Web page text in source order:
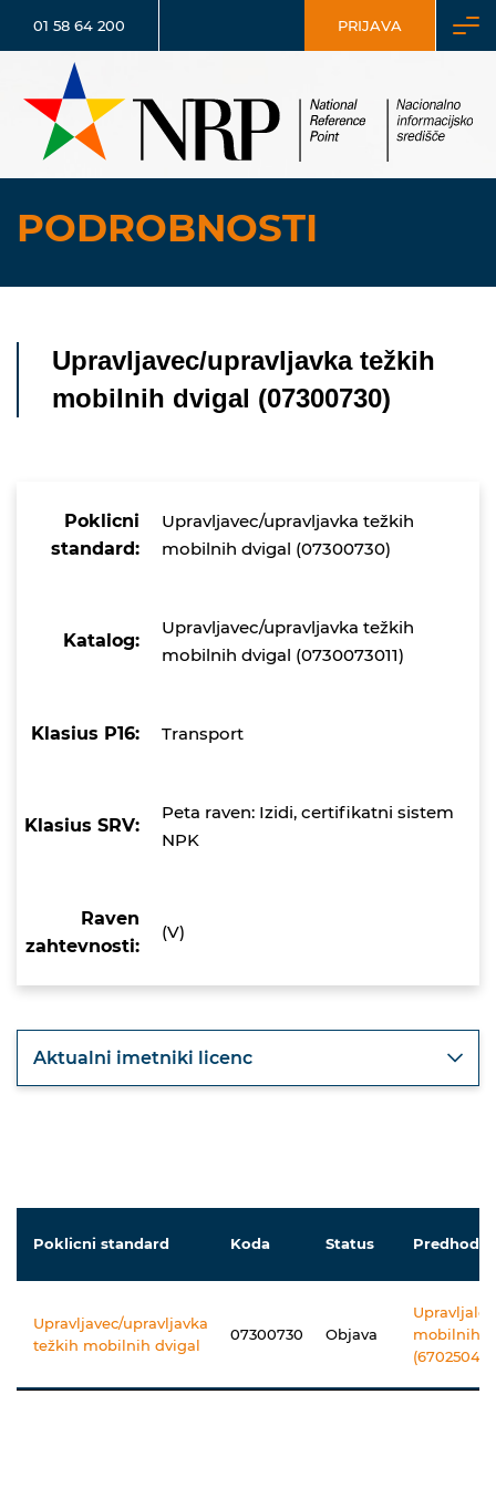
01 58 64 200 PRIJAVA
PODROBNOSTI
Upravljavec/upravljavka težkih
mobilnih dvigal (07300730)
Poklicni
standard:
Upravljavec/upravljavka težkih
mobilnih dvigal (07300730)
Katalog:
Upravljavec/upravljavka težkih
mobilnih dvigal (0730073011)
Klasius P16: Transport
Klasius SRV:
Peta raven: Izidi, certifikatni sistem
NPK
Raven
zahtevnosti:
(V)
Aktualni imetniki licenc
Poklicni standard Koda Status
Upravljavec/upravljavka
težkih mobilnih dvigal
07300730 Objava
mobilnih
(67025040)